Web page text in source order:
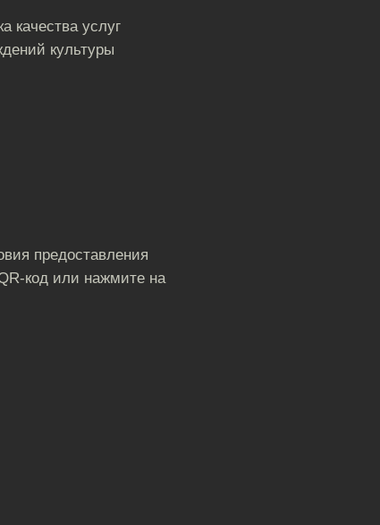
качества услуг
культуры
предоставления
код или нажмите на